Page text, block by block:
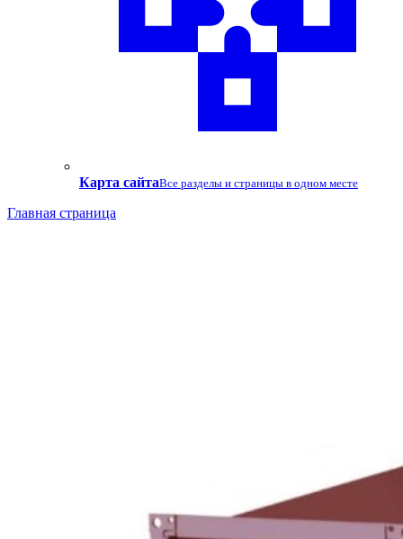
Карта сайтаВсе разделы и страницы в одном месте
Главная страница